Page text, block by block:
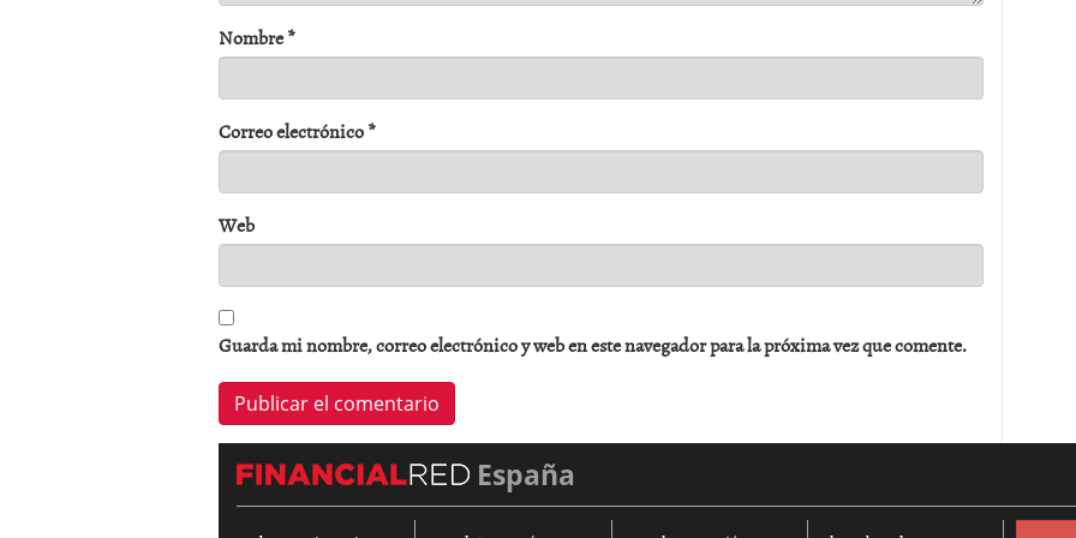
Nombre*
Correo electrónico*
Web
Guarda mi nombre, correo electrónico y web en este navegador para la próxima vez que comente.
España